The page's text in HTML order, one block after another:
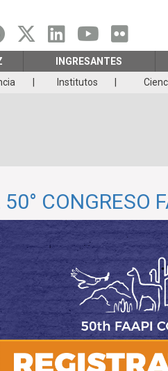
INGRESANTES
Institutos
CONGRESO